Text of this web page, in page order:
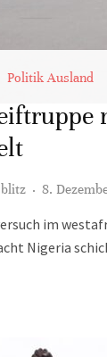
Politik Ausland
· 8.
im
Nigeria